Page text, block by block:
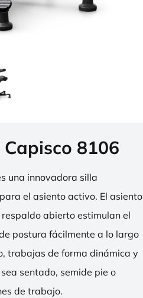
8106
una innovadora silla
el asiento activo. El asiento
abierto estimulan el
postura fácilmente a lo largo
trabajas de forma dinámica y
sentado, semide pie o
de trabajo.